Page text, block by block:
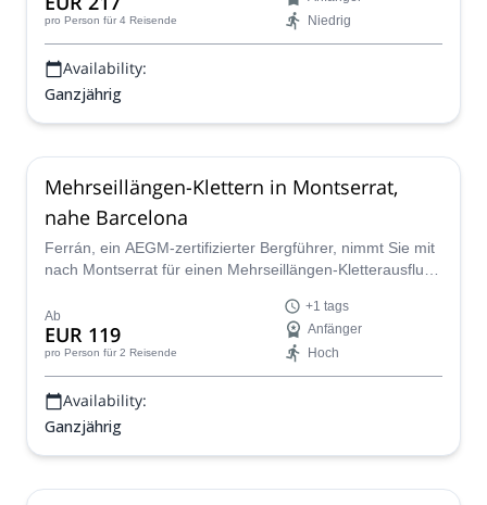
pro Person für 4 Reisende
Niedrig
Availability:
Ganzjährig
Mehrseillängen-Klettern in Montserrat,
nahe Barcelona
Ferrán, ein AEGM-zertifizierter Bergführer, nimmt Sie mit
nach Montserrat für einen Mehrseillängen-Kletterausflug.
Klettergebiet in der Nähe von Barcelona!
Ab
EUR 119
pro Person für 2 Reisende
+1 tags
Anfänger
Hoch
Availability:
Ganzjährig